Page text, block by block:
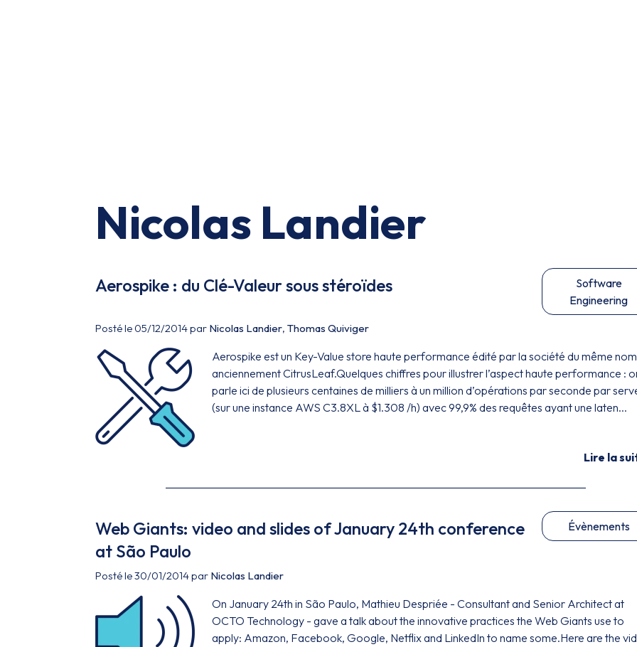
Nicolas Landier
Aerospike : du Clé-Valeur sous stéroïdes
Software
Engineering
Posté le 05/12/2014 par Nicolas Landier, Thomas Quiviger
Aerospike est un Key-Value store haute performance édité par la société du même
anciennement CitrusLeaf.Quelques chiffres pour illustrer l’aspect haute performance :
parle ici de plusieurs centaines de milliers à un million d’opérations par seconde par
(sur une instance AWS C3.8XL à $1.308 /h) avec 99,9% des requêtes ayant une laten...
Lire la
Web Giants: video and slides of January 24th conference
at São Paulo
Évènements
Posté le 30/01/2014 par Nicolas Landier
On January 24th in São Paulo, Mathieu Despriée - Consultant and Senior Architect at
OCTO Technology - gave a talk about the innovative practices the Web Giants use to
apply: Amazon, Facebook, Google, Netflix and LinkedIn to name some.Here are the